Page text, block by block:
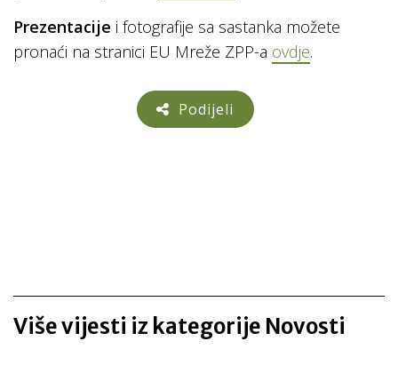
Prezentacije i fotografije sa sastanka možete
pronaći na stranici EU Mreže ZPP-a ovdje.
Podijeli
Više vijesti iz kategorije Novosti